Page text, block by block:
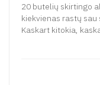
20 butelių skirtingo
kiekvienas rastų
Kaskart kitokia,